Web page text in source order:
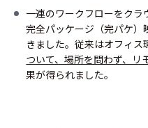
一連のワークフローをクラ
完全パッケージ（完パケ）
きました。従来はオフィ
ついて、場所を問わず、リ
果が得られました。